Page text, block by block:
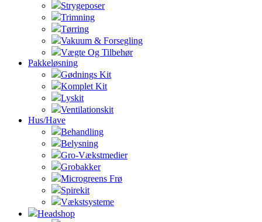
Strygeposer
Trimning
Tørring
Vakuum & Forsegling
Vægte Og Tilbehør
Pakkeløsning
Gødnings Kit
Komplet Kit
Lyskit
Ventilationskit
Hus/Have
Behandling
Belysning
Gro-Vækstmedier
Grobakker
Microgreens Frø
Spirekit
Vækstsysteme
Headshop